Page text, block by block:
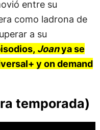
entre su
como ladrona de
a su
Joanya se
y on demand
temporada)